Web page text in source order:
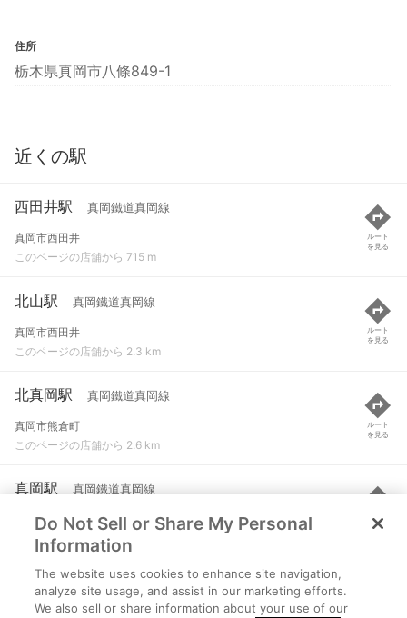
住所
栃木県真岡市八條849-1
近くの駅
西田井駅 真岡鐵道真岡線
真岡市西田井
このページの店舗から 715 m
ルート
を見る
北山駅 真岡鐵道真岡線
真岡市西田井
このページの店舗から 2.3 km
ルート
を見る
北真岡駅 真岡鐵道真岡線
真岡市熊倉町
このページの店舗から 2.6 km
ルート
を見る
真岡駅 真岡鐵道真岡線
真岡市台町
このページの店舗から 4 km
ルート
を見る
益子駅 真岡鐵道真岡線
芳賀郡益子町益子
Do Not Sell or Share My Personal
Information
The website uses cookies to enhance site navigation,
analyze site usage, and assist in our marketing efforts.
We also sell or share information about your use of our